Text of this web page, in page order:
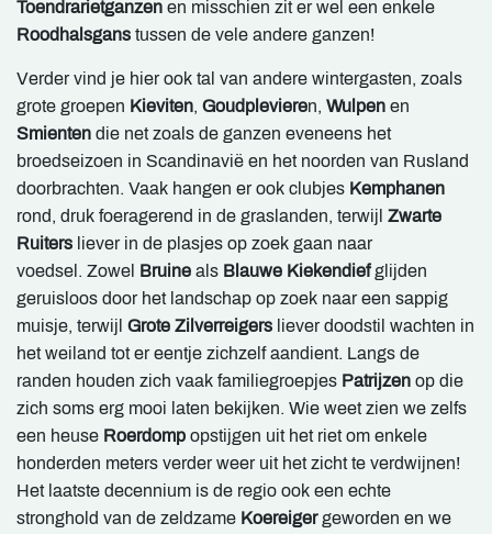
Toendrarietganzen en misschien zit er wel een enkele
Roodhalsgans tussen de vele andere ganzen!
Verder vind je hier ook tal van andere wintergasten, zoals
grote groepen Kieviten, Goudplevieren, Wulpen en
Smienten die net zoals de ganzen eveneens het
broedseizoen in Scandinavië en het noorden van Rusland
doorbrachten. Vaak hangen er ook clubjes Kemphanen
rond, druk foeragerend in de graslanden, terwijl Zwarte
Ruiters liever in de plasjes op zoek gaan naar
voedsel. Zowel Bruine als Blauwe Kiekendiefglijden
geruisloos door het landschap op zoek naar een sappig
muisje, terwijl Grote Zilverreigers liever doodstil wachten in
het weiland tot er eentje zichzelf aandient. Langs de
randen houden zich vaak familiegroepjes Patrijzen op die
zich soms erg mooi laten bekijken. Wie weet zien we zelfs
een heuse Roerdomp opstijgen uit het riet om enkele
honderden meters verder weer uit het zicht te verdwijnen!
Het laatste decennium is de regio ook een echte
stronghold van de zeldzame Koereigergeworden en we